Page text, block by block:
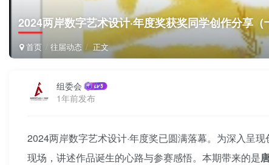
2024两岸数字艺术设计·年度奖获奖同学创作分享
首页 往届动态 正文
组委会
1年前发布
2024两岸数字艺术设计·年度奖已圆满落幕。为深入呈
现场，讲述作品诞生的心路与参赛感悟。本期带来的是